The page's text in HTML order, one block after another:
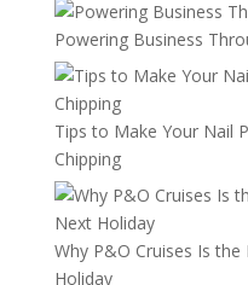
Powering Business
Tips to Make Your Nail
Chipping
Why P&O Cruises Is
Holiday